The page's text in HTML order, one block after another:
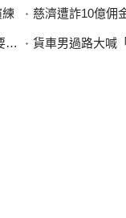
慈濟遭詐10億佣金
貨車男過路大喊